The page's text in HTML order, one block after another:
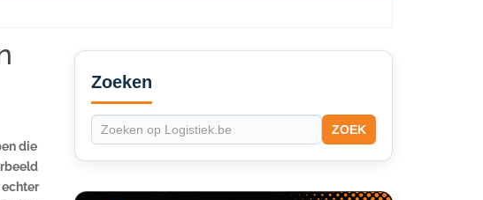
die
echter
Secondary
Sidebar
Zoeken
ZOEK